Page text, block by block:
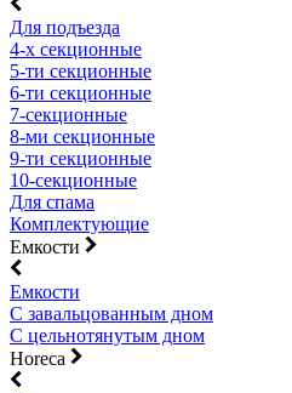
Для подъезда
4-х секционные
5-ти секционные
6-ти секционные
7-секционные
8-ми секционные
9-ти секционные
10-секционные
Для спама
Комплектующие
Емкости
Емкости
С завальцованным дном
С цельнотянутым дном
Horeca